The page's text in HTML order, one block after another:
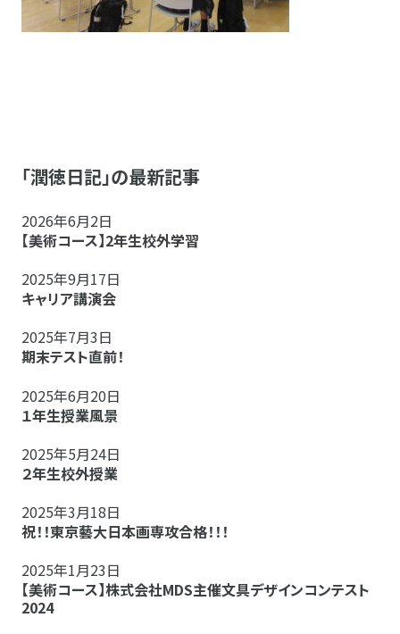
「潤徳日記」の最新記事
2026年6月2日
【美術コース】2年生校外学習
2025年9月17日
キャリア講演会
2025年7月3日
期末テスト直前！
2025年6月20日
１年生授業風景
2025年5月24日
２年生校外授業
2025年3月18日
祝！！東京藝大日本画専攻合格！！！
2025年1月23日
【美術コース】株式会社MDS主催文具デザインコンテスト
2024